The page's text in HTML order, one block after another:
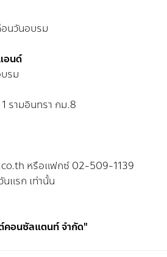
นวันอบรม
อนด์
รม
รามอินทรา กม.8
หรือแฟกซ์ 02-509-1139
นแรก เท่านั้น
คอนซัลแตนท์ จำกัด"